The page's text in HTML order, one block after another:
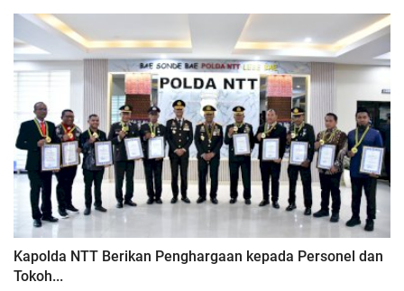
Kapolda NTT Berikan Penghargaan kepada Personel dan
Tokoh...